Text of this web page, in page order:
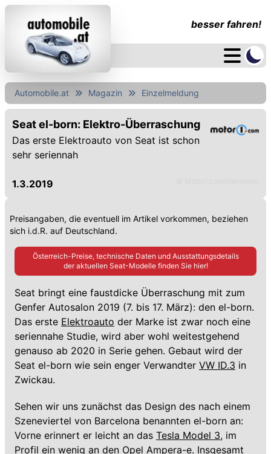
besser fahren!
Automobile.at Magazin Einzelmeldung
Seat el-born: Elektro-Überraschung
Das erste Elektroauto von Seat ist schon
sehr seriennah
1.3.2019
Preisangaben, die eventuell im Artikel vorkommen, beziehen
sich i.d.R. auf Deutschland.
Österreich-Preise, technische Daten und Ausstattungsdetails
der aktuellen Seat-Modelle finden Sie hier!
Seat bringt eine faustdicke Überraschung mit zum
Genfer Autosalon 2019 (7. bis 17. März): den el-born.
Das erste Elektroauto der Marke ist zwar noch eine
seriennahe Studie, wird aber wohl weitestgehend
genauso ab 2020 in Serie gehen. Gebaut wird der
Seat el-born wie sein enger Verwandter VW ID.3 in
Zwickau.
Sehen wir uns zunächst das Design des nach einem
Szeneviertel von Barcelona benannten el-born an:
Vorne erinnert er leicht an das Tesla Model 3, im
Profil ein wenig an den Opel Ampera-e. Insgesamt